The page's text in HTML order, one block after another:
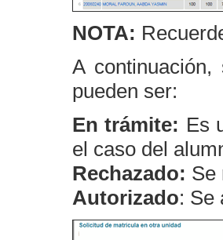
NOTA:
A
pueden ser:
En trámite: Es
el caso del
Rechazado: Se
Autorizado: Se